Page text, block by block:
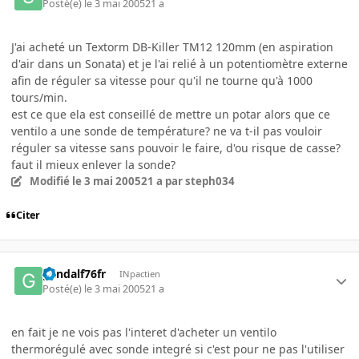
Posté(e) le 3 mai 200521 a
J'ai acheté un Textorm DB-Killer TM12 120mm (en aspiration
d'air dans un Sonata) et je l'ai relié à un potentiomètre externe
afin de réguler sa vitesse pour qu'il ne tourne qu'à 1000
tours/min.
est ce que ela est conseillé de mettre un potar alors que ce
ventilo a une sonde de température? ne va t-il pas vouloir
réguler sa vitesse sans pouvoir le faire, d'ou risque de casse?
faut il mieux enlever la sonde?
Modifié le 3 mai 200521 a par steph034
Citer
gandalf76fr INpactien
Posté(e) le 3 mai 200521 a
en fait je ne vois pas l'interet d'acheter un ventilo
thermorégulé avec sonde integré si c'est pour ne pas l'utiliser